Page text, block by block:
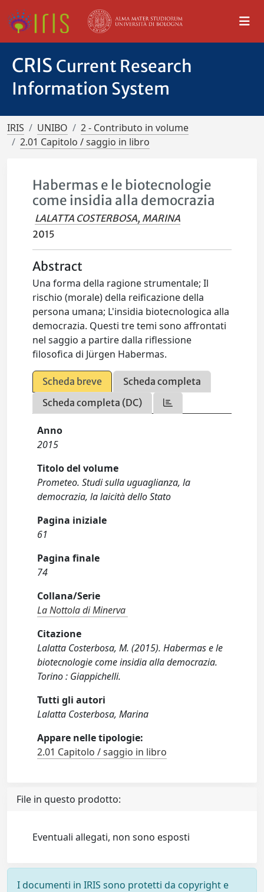
CRIS Current Research
Information System
IRIS UNIBO
2 - Contributo in volume
2.01 Capitolo / saggio in libro
Habermas e le biotecnologie
come insidia alla democrazia
LALATTA COSTERBOSA, MARINA
2015
Abstract
Una forma della ragione strumentale; Il
rischio (morale) della reificazione della
persona umana; L'insidia biotecnologica alla
democrazia. Questi tre temi sono affrontati
nel saggio a partire dalla riflessione
filosofica di Jürgen Habermas.
Scheda breve
Scheda completa
Scheda completa (DC)
Anno
2015
Titolo del volume
Prometeo. Studi sulla uguaglianza, la
democrazia, la laicità dello Stato
Pagina iniziale
61
Pagina finale
74
Collana/Serie
La Nottola di Minerva
Citazione
Lalatta Costerbosa, M. (2015). Habermas e le
biotecnologie come insidia alla democrazia.
Torino : Giappichelli.
Tutti gli autori
Lalatta Costerbosa, Marina
Appare nelle tipologie:
2.01 Capitolo / saggio in libro
File in questo prodotto:
Eventuali allegati, non sono esposti
I documenti in IRIS sono protetti da copyright e